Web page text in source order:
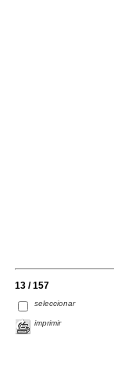
13 / 157
seleccionar
imprimir